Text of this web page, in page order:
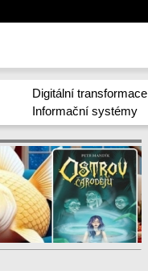
Digitální transformace
Informační systémy